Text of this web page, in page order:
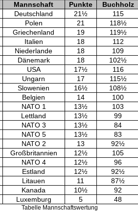
Mannschaft Punkte
Buchholz
Deutschland 21½
115
Polen 21
118½
Griechenland 19
119½
Italien 18
112
Niederlande 18
109
Dänemark 18
102½
USA 17½
116
Ungarn 17
115½
Slowenien 16½
108½
Belgien 14
100
NATO 1 13½
103
Lettland 13½
99
NATO 3 13½
84
NATO 5 13½
83
NATO 2 13
92½
Großbritannien 12½
105
NATO 4 12½
96
Estland 12½
92½
Litauen 11
87½
Kanada 10½
92
Luxemburg 5 48
Tabelle Mannschaftswertung